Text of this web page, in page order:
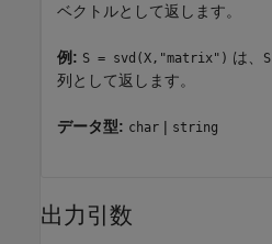
ベクトルとして返します。
例: S = svd(X,"matrix") は、 S
列として返します。
データ型: char | string
出力引数